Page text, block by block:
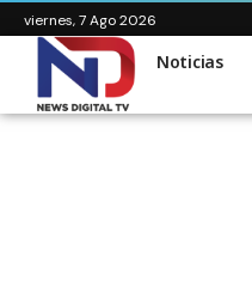
viernes, 7 Ago 2026
Noticias